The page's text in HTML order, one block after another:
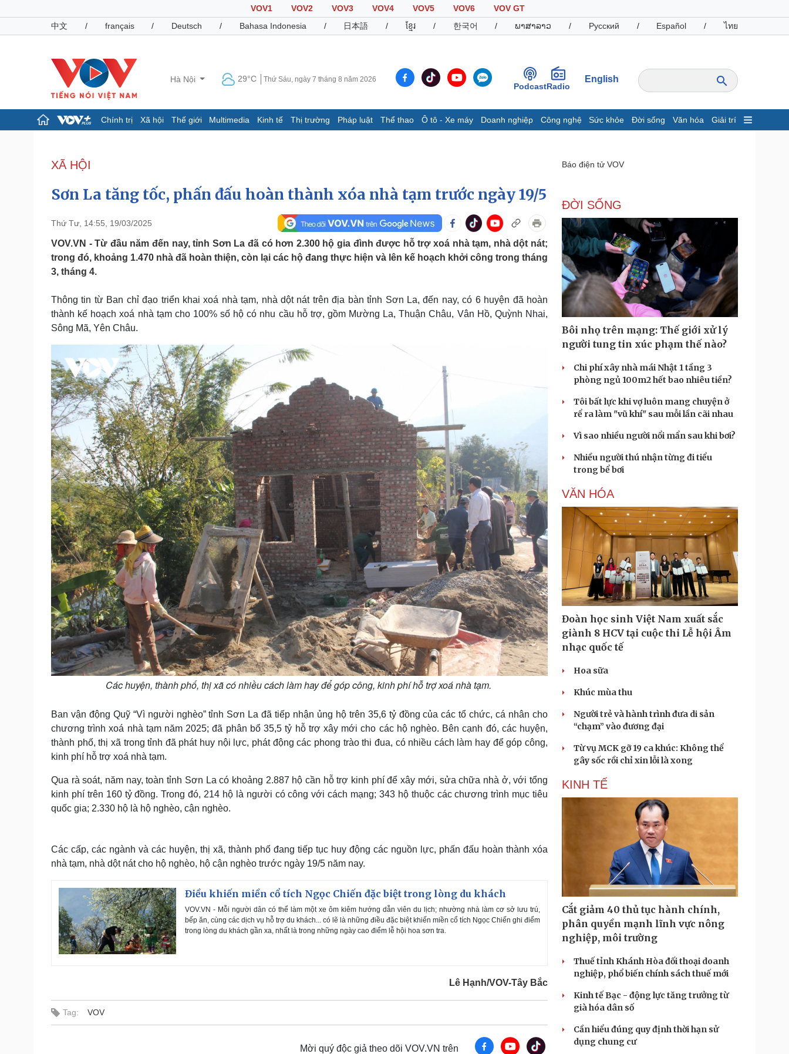
VOV1 VOV2 VOV3 VOV4 VOV5 VOV6
VOV GT
中文
/ français / Deutsch / Bahasa Indonesia / 日本語 / ខ្មែរ / 한국어 / ພາສາລາວ / Русский / Español / ไทย
Hà Nội 29°C Thứ Sáu, ngày 7 tháng 8 năm 2026
PodcastRadio
English
Chính trị Xã hội Thế giới Multimedia Kinh tế Thị trường Pháp luật Thể thao Ô tô - Xe máy Doanh nghiệp Công nghệ Sức khỏe Đời sống Văn hóa Giải trí
Đảng
Tổ chức nhân sự
Nhận diện sự thật
Giáo dục
Dấu ấn VOV
Infographic
Bất động sản
Pháp luật
Vụ án
Tin nóng
Quân sự - Quốc phòng
Vũ khí
Thể thao
Bóng đá
eSports
Hậu trường
Ô tô - Xe máy
Ô tô
Doanh nghiệp
Thông tin doanh nghiệp
Doanh nghiệp 24h
Doanh nhân
Vì cộng đồng
Công nghệ
Sành điệu
Tin Công nghệ
Trải nghiệm
Chuyển đổi số
Sức khỏe
Sản phụ khoa
Nhi khoa
Nam khoa
Làm đẹp - giảm cân
Phòng mạch online
Ăn sạch sống khỏe
Blog
Tình yêu - Gia đình
Văn học
Âm nhạc
Di sản
Thời trang
Podcast
Câu chuyện thời sự
Cửa sổ tình yêu
Kể chuyện cho bé
Cải chính
XÃ HỘI
Sơn La tăng tốc, phấn đấu hoàn thành xóa nhà tạm trước ngày 19/5
Thứ Tư, 14:55, 19/03/2025
VOV.VN - Từ đầu năm đến nay, tỉnh Sơn La đã có hơn 2.300 hộ gia đình được hỗ trợ xoá nhà tạm, nhà dột nát;
trong đó, khoảng 1.470 nhà đã hoàn thiện, còn lại các hộ đang thực hiện và lên kế hoạch khởi công trong tháng
3, tháng 4.
Thông tin từ Ban chỉ đạo triển khai xoá nhà tạm, nhà dột nát trên địa bàn tỉnh Sơn La, đến nay, có 6 huyện đã hoàn
thành kế hoạch xoá nhà tạm cho 100% số hộ có nhu cầu hỗ trợ, gồm Mường La, Thuận Châu, Vân Hồ, Quỳnh Nhai,
Sông Mã, Yên Châu.
Các huyện, thành phố, thị xã có nhiều cách làm hay để góp công, kinh phí hỗ trợ xoá nhà tạm.
Ban vận động Quỹ “Vì người nghèo” tỉnh Sơn La đã tiếp nhận ủng hộ trên 35,6 tỷ đồng của các tổ chức, cá nhân cho
chương trình xoá nhà tạm năm 2025; đã phân bổ 35,5 tỷ hỗ trợ xây mới cho các hộ nghèo. Bên cạnh đó, các huyện,
thành phố, thị xã trong tỉnh đã phát huy nội lực, phát động các phong trào thi đua, có nhiều cách làm hay để góp công,
kinh phí hỗ trợ xoá nhà tạm.
Qua rà soát, năm nay, toàn tỉnh Sơn La có khoảng 2.887 hộ cần hỗ trợ kinh phí để xây mới, sửa chữa nhà ở, với tổng
kinh phí trên 160 tỷ đồng. Trong đó, 214 hộ là người có công với cách mạng; 343 hộ thuộc các chương trình mục tiêu
quốc gia; 2.330 hộ là hộ nghèo, cận nghèo.
Các cấp, các ngành và các huyện, thị xã, thành phố đang tiếp tục huy động các nguồn lực, phấn đấu hoàn thành xóa
nhà tạm, nhà dột nát cho hộ nghèo, hộ cận nghèo trước ngày 19/5 năm nay.
Điều khiến miền cổ tích Ngọc Chiến đặc biệt trong lòng du khách
VOV.VN - Mỗi người dân có thể làm một xe ôm kiêm hướng dẫn viên du lịch; nhường nhà làm cơ sở lưu trú,
bếp ăn, cùng các dịch vụ hỗ trợ du khách... có lẽ là những điều đặc biệt khiến miền cổ tích Ngọc Chiến ghi điểm
trong lòng du khách gần xa, nhất là trong những ngày cao điểm lễ hội hoa sơn tra.
Lê Hạnh/VOV-Tây Bắc
Tag: VOV
Mời quý độc giả theo dõi VOV.VN trên
Báo điện tử VOV
ĐỜI SỐNG
Bôi nhọ trên mạng: Thế giới xử lý
người tung tin xúc phạm thế nào?
Chi phí xây nhà mái Nhật 1 tầng 3
phòng ngủ 100m2 hết bao nhiêu tiền?
Tôi bất lực khi vợ luôn mang chuyện ở
rể ra làm "vũ khí" sau mỗi lần cãi nhau
Vì sao nhiều người nổi mẩn sau khi bơi?
Nhiều người thú nhận từng đi tiểu
trong bể bơi
VĂN HÓA
Đoàn học sinh Việt Nam xuất sắc
giành 8 HCV tại cuộc thi Lễ hội Âm
nhạc quốc tế
Hoa sữa
Khúc mùa thu
Người trẻ và hành trình đưa di sản
“chạm” vào đương đại
Từ vụ MCK gỡ 19 ca khúc: Không thể
gây sốc rồi chỉ xin lỗi là xong
KINH TẾ
Cắt giảm 40 thủ tục hành chính,
phân quyền mạnh lĩnh vực nông
nghiệp, môi trường
Thuế tỉnh Khánh Hòa đối thoại doanh
nghiệp, phổ biến chính sách thuế mới
Kinh tế Bạc - động lực tăng trưởng từ
già hóa dân số
Cần hiểu đúng quy định thời hạn sử
dụng chung cư